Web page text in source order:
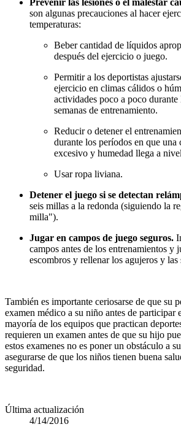
son algunas precauciones al hacer
temperaturas:
Beber cantidad de líquidos
después del ejercicio o juego.
Permitir a los deportistas
ejercicio en climas cálidos o
actividades poco a poco durante
semanas de entrenamiento.
Reducir o detener el
durante los períodos en que
excesivo y humedad llega a
Usar ropa liviana.
Detener el juego si se detectan
seis millas a la redonda (siguiendo la
milla").
Jugar en campos de juego seguros.
campos antes de los entrenamientos y
escombros y rellenar los agujeros y las
También es importante ceriosarse de que su
examen médico a su niño antes de participar
mayoría de los equipos que practican
requieren un examen antes de que su hijo
estos examenes no es poner un obstáculo a
asegurarse de que los niños tienen buena
seguridad.
Última actualización
4/14/2016